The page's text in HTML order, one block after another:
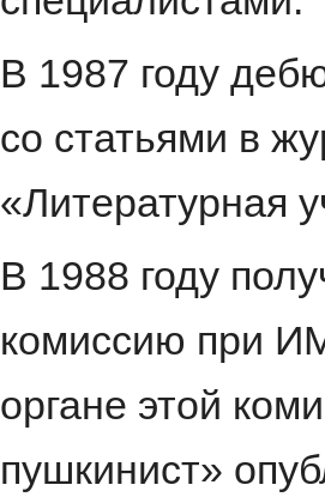
В 1987 году
со статьями в
«Литературная
В 1988 году
комиссию при
органе этой
пушкинист»